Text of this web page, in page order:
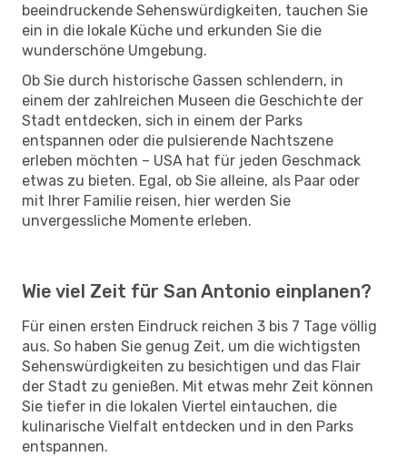
beeindruckende Sehenswürdigkeiten, tauchen Sie
ein in die lokale Küche und erkunden Sie die
wunderschöne Umgebung.
Ob Sie durch historische Gassen schlendern, in
einem der zahlreichen Museen die Geschichte der
Stadt entdecken, sich in einem der Parks
entspannen oder die pulsierende Nachtszene
erleben möchten – USA hat für jeden Geschmack
etwas zu bieten. Egal, ob Sie alleine, als Paar oder
mit Ihrer Familie reisen, hier werden Sie
unvergessliche Momente erleben.
Wie viel Zeit für San Antonio einplanen?
Für einen ersten Eindruck reichen 3 bis 7 Tage völlig
aus. So haben Sie genug Zeit, um die wichtigsten
Sehenswürdigkeiten zu besichtigen und das Flair
der Stadt zu genießen. Mit etwas mehr Zeit können
Sie tiefer in die lokalen Viertel eintauchen, die
kulinarische Vielfalt entdecken und in den Parks
entspannen.